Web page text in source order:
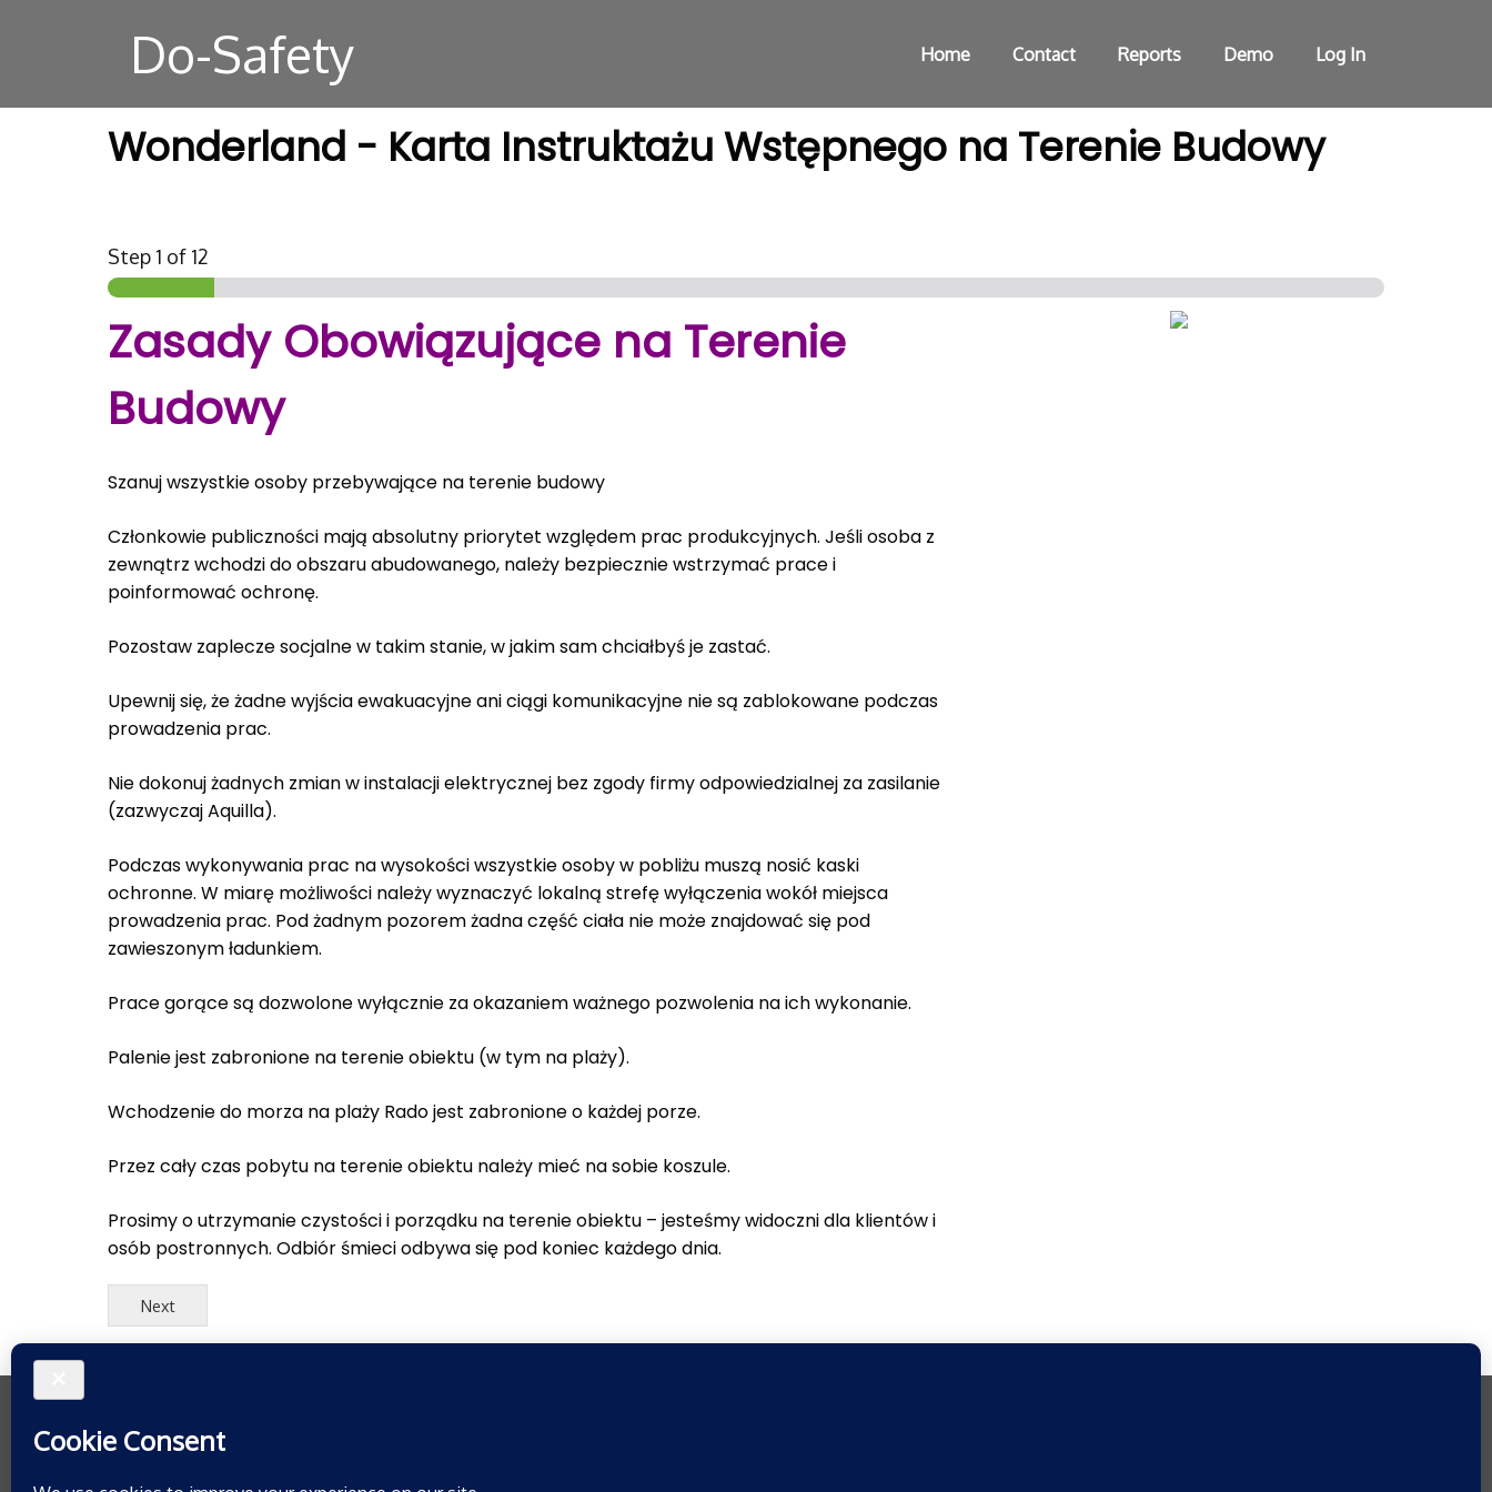
Do-Safety Home Contact Reports Demo Log In
Wonderland - Karta Instruktażu Wstępnego na Terenie Budowy
Step 1 of 12
Zasady Obowiązujące na Terenie
Budowy
Szanuj wszystkie osoby przebywające na terenie budowy
Członkowie publiczności mają absolutny priorytet względem prac produkcyjnych. Jeśli osoba z
zewnątrz wchodzi do obszaru abudowanego, należy bezpiecznie wstrzymać prace i
poinformować ochronę.
Pozostaw zaplecze socjalne w takim stanie, w jakim sam chciałbyś je zastać.
Upewnij się, że żadne wyjścia ewakuacyjne ani ciągi komunikacyjne nie są zablokowane podczas
prowadzenia prac.
Nie dokonuj żadnych zmian w instalacji elektrycznej bez zgody firmy odpowiedzialnej za zasilanie
(zazwyczaj Aquilla).
Podczas wykonywania prac na wysokości wszystkie osoby w pobliżu muszą nosić kaski
ochronne. W miarę możliwości należy wyznaczyć lokalną strefę wyłączenia wokół miejsca
prowadzenia prac. Pod żadnym pozorem żadna część ciała nie może znajdować się pod
zawieszonym ładunkiem.
Prace gorące są dozwolone wyłącznie za okazaniem ważnego pozwolenia na ich wykonanie.
Palenie jest zabronione na terenie obiektu (w tym na plaży).
Wchodzenie do morza na plaży Rado jest zabronione o każdej porze.
Przez cały czas pobytu na terenie obiektu należy mieć na sobie koszule.
Prosimy o utrzymanie czystości i porządku na terenie obiektu – jesteśmy widoczni dla klientów i
osób postronnych. Odbiór śmieci odbywa się pod koniec każdego dnia.
Next